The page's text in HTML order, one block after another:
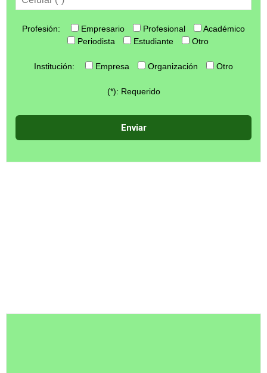
Profesión: Empresario Profesional
Académico
Periodista
Estudiante Otro
Institución: Empresa Organización Otro
(*): Requerido